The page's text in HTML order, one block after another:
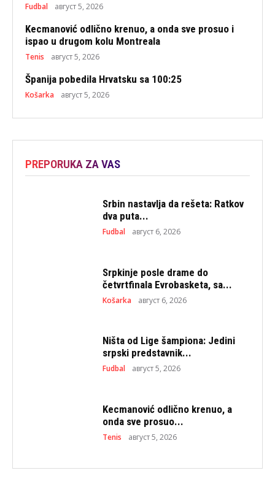
Fudbal август 5, 2026
Kecmanović odlično krenuo, a onda sve prosuo i
ispao u drugom kolu Montreala
Tenis август 5, 2026
Španija pobedila Hrvatsku sa 100:25
Košarka август 5, 2026
PREPORUKA ZA VAS
Srbin nastavlja da rešeta: Ratkov
dva puta...
Fudbal август 6, 2026
Srpkinje posle drame do
četvrtfinala Evrobasketa, sa...
Košarka август 6, 2026
Ništa od Lige šampiona: Jedini
srpski predstavnik...
Fudbal август 5, 2026
Kecmanović odlično krenuo, a
onda sve prosuo...
Tenis август 5, 2026